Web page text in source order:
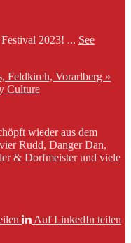
2023! ... See
Feldkirch, Vorarlberg »
Culture
wieder aus dem
Rudd, Danger Dan,
& Dorfmeister und viele
Auf LinkedIn teilen